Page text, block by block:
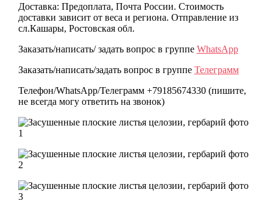
Доставка: Предоплата, Почта России. Стоимость
доставки зависит от веса и региона. Отправление из
сл.Кашары, Ростовская обл.
Заказать/написать/ задать вопрос в группе WhatsApp
Заказать/написать/задать вопрос в группе Телеграмм
Телефон/WhatsApp/Телеграмм +79185674330 (пишите,
не всегда могу ответить на звонок)